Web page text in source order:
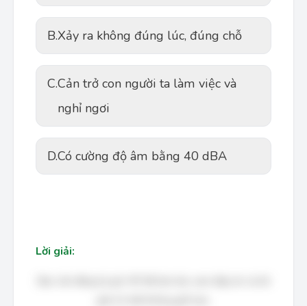
B.Xảy ra không đúng lúc, đúng chỗ
C.Cản trở con người ta làm việc và
nghỉ ngơi
D.Có cường độ âm bằng 40 dBA
Lời giải: